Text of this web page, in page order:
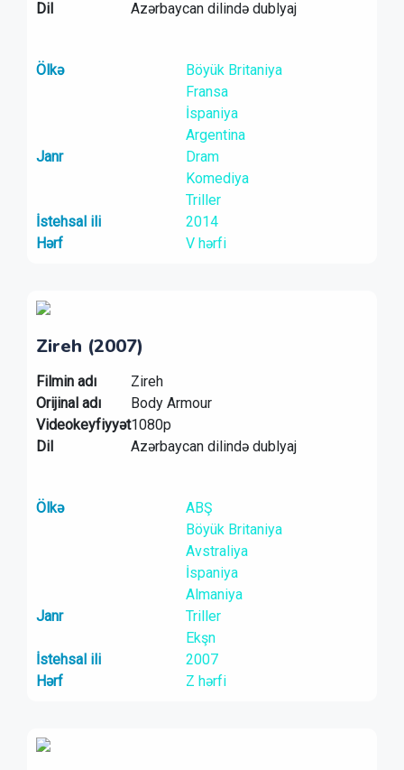
Dil
Azərbaycan dilində dublyaj
Ölkə
Böyük Britaniya
Fransa
İspaniya
Argentina
Janr
Dram
Komediya
Triller
İstehsal ili
2014
Hərf
V hərfi
Zireh (2007)
Filmin adı
Zireh
Orijinal adı
Body Armour
Videokeyfiyyət1080p
Dil
Azərbaycan dilində dublyaj
Ölkə
ABŞ
Böyük Britaniya
Avstraliya
İspaniya
Almaniya
Janr
Triller
Ekşn
İstehsal ili
2007
Hərf
Z hərfi